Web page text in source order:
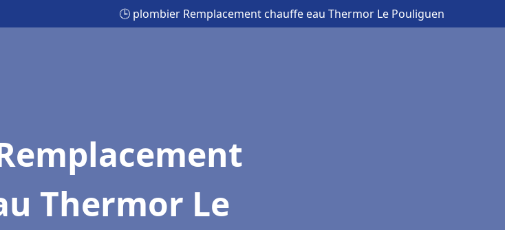
🕒 plombier Remplacement chauffe eau Thermor Le Pouliguen
Thermor Le